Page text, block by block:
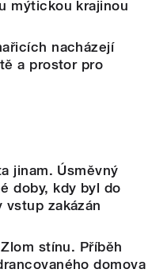
mýtickou krajinou
nacházejí
a prostor pro
jinam. Úsměvný
doby, kdy byl do
vstup zakázán
stínu. Příběh
domova